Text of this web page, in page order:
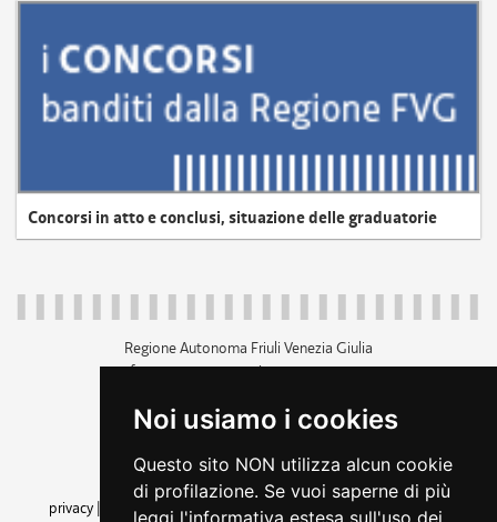
Noi usiamo i cookies
Questo sito NON utilizza alcun cookie
di profilazione. Se vuoi saperne di più
leggi l'informativa estesa sull'uso dei
Concorsi in atto e conclusi, situazione delle graduatorie
Regione Autonoma Friuli Venezia Giulia
c.f. 80014930327; p.iva 00526040324
+39 040 3771111
amministrazione trasparente
privacy
cookie |note legali accessibilità
dichiarazione di